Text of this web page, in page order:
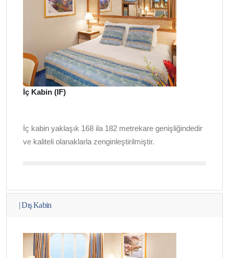
İç Kabin (IF)
İç kabin yaklaşık 168 ila 182 metrekare genişliğindedir
ve kaliteli olanaklarla zenginleştirilmiştir.
|Dış Kabin